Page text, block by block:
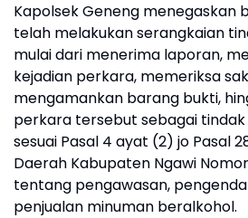
Kapolsek Geneng menegaskan
telah melakukan serangkaian
mulai dari menerima laporan,
kejadian perkara, memeriksa
mengamankan barang bukti,
perkara tersebut sebagai
sesuai Pasal 4 ayat (2) jo Pasal
Daerah Kabupaten Ngawi Nomor
tentang pengawasan,
penjualan minuman beralkohol.